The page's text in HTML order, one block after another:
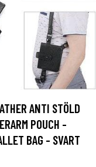
ANTI STÖLD
POUCH -
BAG - SVART